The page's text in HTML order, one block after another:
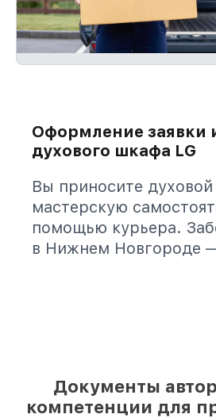
Оформление заявки
духового шкафа LG
Вы приносите
мастерскую
помощью курьера.
в Нижнем Новгороде
Документы
компетенции для